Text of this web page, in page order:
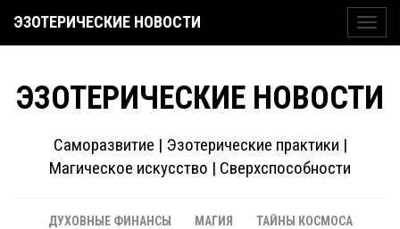
ЭЗОТЕРИЧЕСКИЕ НОВОСТИ
ЭЗОТЕРИЧЕСКИЕ НОВОСТИ
Саморазвитие | Эзотерические практики |
Магическое искусство | Сверхспособности
ДУХОВНЫЕ ФИНАНСЫ МАГИЯ
ТАЙНЫ КОСМОСА